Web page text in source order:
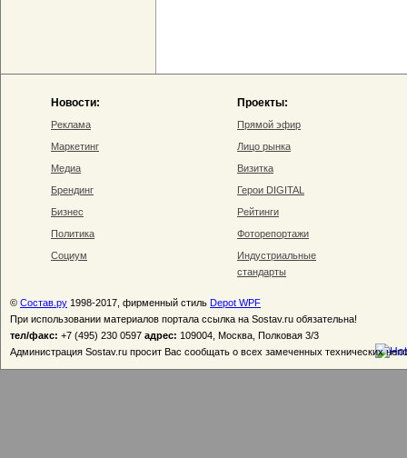
Новости:
Реклама
Маркетинг
Медиа
Брендинг
Бизнес
Политика
Социум
Проекты:
Прямой эфир
Лицо рынка
Визитка
Герои DIGITAL
Рейтинги
Фоторепортажи
Индустриальные
стандарты
© Состав.ру 1998-2017, фирменный стиль Depot WPF
При использовании материалов портала ссылка на Sostav.ru обязательна!
тел/факс: +7 (495) 230 0597 адрес: 109004, Москва, Полковая 3/3
Администрация Sostav.ru просит Вас сообщать о всех замеченных технических